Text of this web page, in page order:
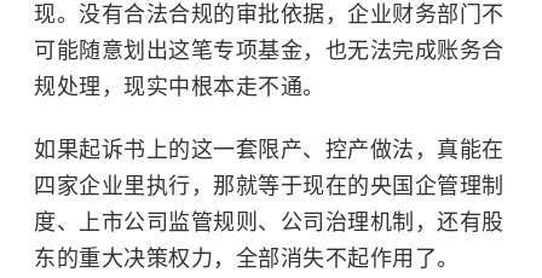
现。没有合法合规的审批依据，企业财务部门不
可能随意划出这笔专项基金，也无法完成账务合
规处理，现实中根本走不通。
如果起诉书上的这一套限产、控产做法，真能在
四家企业里执行，那就等于现在的央国企管理制
度、上市公司监管规则、公司治理机制，还有股
东的重大决策权力，全部消失不起作用了。